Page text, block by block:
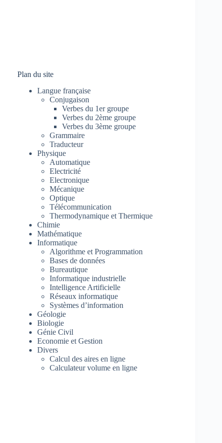
Plan du site
Langue française
Conjugaison
Verbes du 1er groupe
Verbes du 2ème groupe
Verbes du 3ème groupe
Grammaire
Traducteur
Physique
Automatique
Electricité
Electronique
Mécanique
Optique
Télécommunication
Thermodynamique et Thermique
Chimie
Mathématique
Informatique
Algorithme et Programmation
Bases de données
Bureautique
Informatique industrielle
Intelligence Artificielle
Réseaux informatique
Systèmes d’information
Géologie
Biologie
Génie Civil
Economie et Gestion
Divers
Calcul des aires en ligne
Calculateur volume en ligne